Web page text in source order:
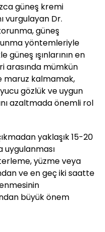
güneş kremi
vurgulayan Dr.
güneş
yöntemleriyle
ışınlarının en
arasında mümkün
maruz kalmamak,
gözlük ve uygun
azaltmada önemli rol
yaklaşık 15-20
yüzme veya
ve en geç iki saatte
büyük önem